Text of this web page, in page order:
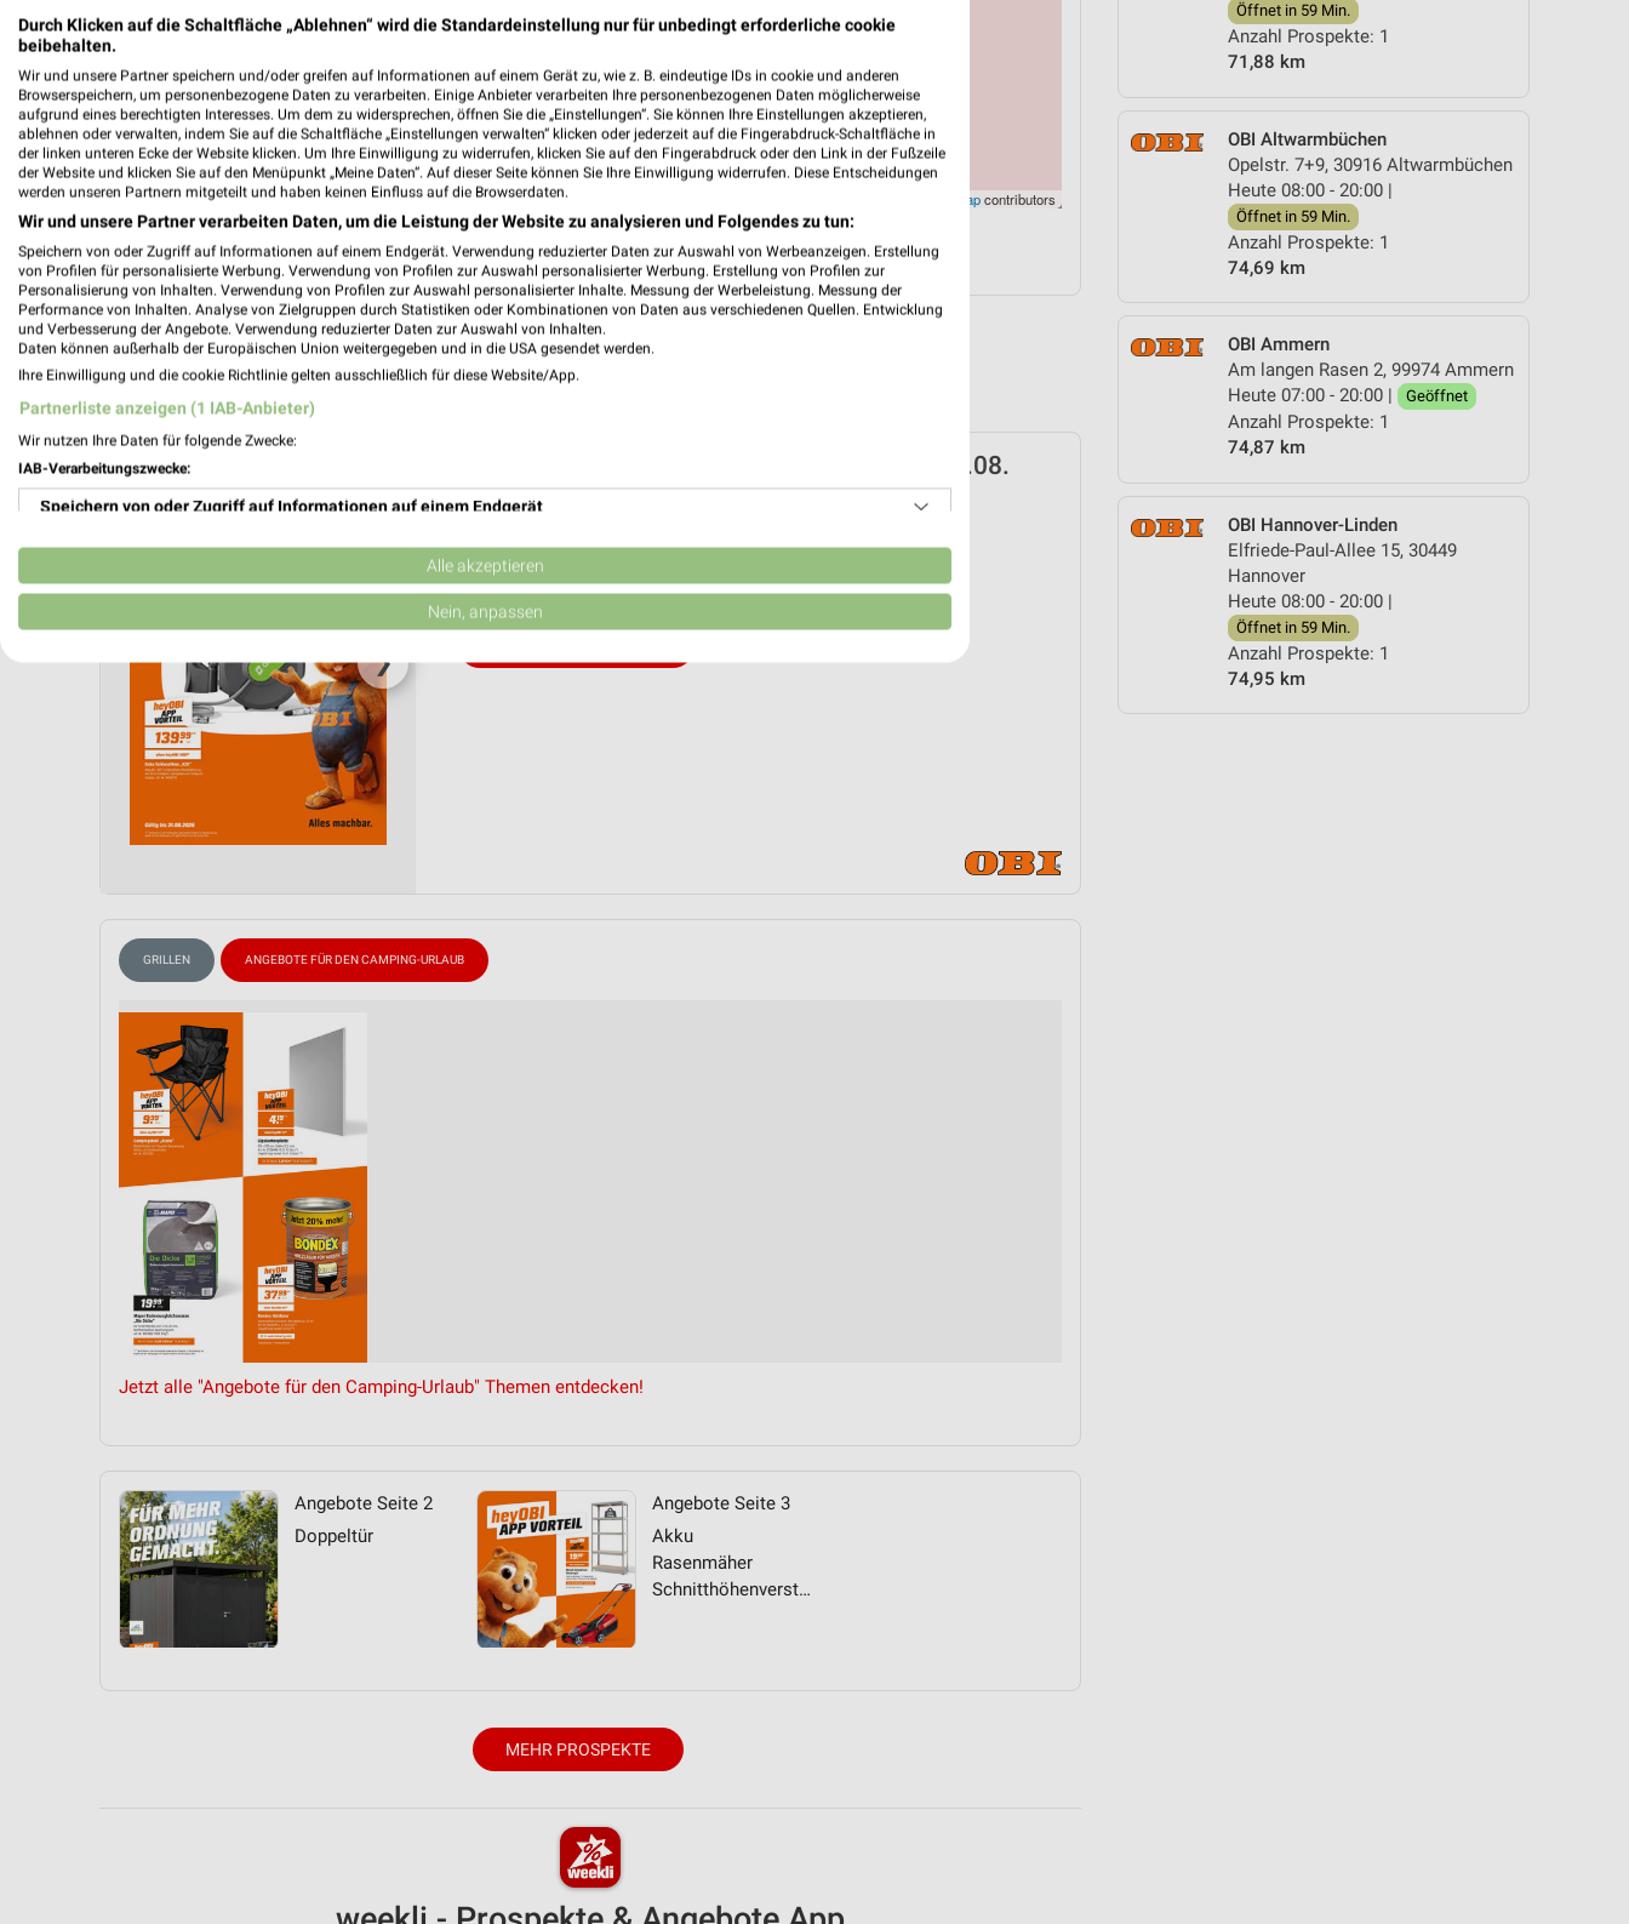
Öffnet in 59 Min.
Anzahl Prospekte: 1
71,88 km
OBI Altwarmbüchen
Opelstr. 7+9, 30916 Altwarmbüchen
Heute 08:00 - 20:00 |
Öffnet in 59 Min.
Anzahl Prospekte: 1
74,69 km
OBI Ammern
Am langen Rasen 2, 99974 Ammern
Heute 07:00 - 20:00 |
Geöffnet
Anzahl Prospekte: 1
74,87 km
OBI Hannover-Linden
Elfriede-Paul-Allee 15, 30449
Hannover
Heute 08:00 - 20:00 |
Öffnet in 59 Min.
Anzahl Prospekte: 1
74,95 km
OpenStreetMapcontributors
ÖPNV ANZEIGEN LADESÄULEN ANZEIGEN NAVIGATION MIT GOOGLE/IOS MAPS
Aktuelle Angebote in dieser Filiale
Anzahl Prospekte: 1
Letztes Prospektupdate: vor 7 Tagen
❯
OBI Prospekt für Bad Harzburg ab Sa. den 01.08.
August 2026
📅 Kalendereintrag erstellen
GRILLEN ANGEBOTE FÜR DEN CAMPING-URLAUB
Jetzt alle "Angebote für den Camping-Urlaub" Themen entdecken!
Angebote Seite 2
Doppeltür
Angebote Seite 3
Akku
Rasenmäher
Schnitthöhenverstellung
MEHR PROSPEKTE
Durch Klicken auf die Schaltfläche „Ablehnen“ wird die Standardeinstellung nur für unbedingt erforderliche cookie
beibehalten.
Wir und unsere Partner speichern und/oder greifen auf Informationen auf einem Gerät zu, wie z. B. eindeutige IDs in cookie und anderen
Browserspeichern, um personenbezogene Daten zu verarbeiten. Einige Anbieter verarbeiten Ihre personenbezogenen Daten möglicherweise
aufgrund eines berechtigten Interesses. Um dem zu widersprechen, öffnen Sie die „Einstellungen“. Sie können Ihre Einstellungen akzeptieren,
ablehnen oder verwalten, indem Sie auf die Schaltfläche „Einstellungen verwalten“ klicken oder jederzeit auf die Fingerabdruck-Schaltfläche in
der linken unteren Ecke der Website klicken. Um Ihre Einwilligung zu widerrufen, klicken Sie auf den Fingerabdruck oder den Link in der Fußzeile
der Website und klicken Sie auf den Menüpunkt „Meine Daten“. Auf dieser Seite können Sie Ihre Einwilligung widerrufen. Diese Entscheidungen
werden unseren Partnern mitgeteilt und haben keinen Einfluss auf die Browserdaten.
Wir und unsere Partner verarbeiten Daten, um die Leistung der Website zu analysieren und Folgendes zu tun:
Speichern von oder Zugriff auf Informationen auf einem Endgerät. Verwendung reduzierter Daten zur Auswahl von Werbeanzeigen. Erstellung
von Profilen für personalisierte Werbung. Verwendung von Profilen zur Auswahl personalisierter Werbung. Erstellung von Profilen zur
Personalisierung von Inhalten. Verwendung von Profilen zur Auswahl personalisierter Inhalte. Messung der Werbeleistung. Messung der
Performance von Inhalten. Analyse von Zielgruppen durch Statistiken oder Kombinationen von Daten aus verschiedenen Quellen. Entwicklung
und Verbesserung der Angebote. Verwendung reduzierter Daten zur Auswahl von Inhalten.
Daten können außerhalb der Europäischen Union weitergegeben und in die USA gesendet werden.
Ihre Einwilligung und die cookie Richtlinie gelten ausschließlich für diese Website/App.
Partnerliste anzeigen (1 IAB-Anbieter)
Wir nutzen Ihre Daten für folgende Zwecke:
IAB-Verarbeitungszwecke:
Speichern von oder Zugriff auf Informationen auf einem Endgerät
Verwendung reduzierter Daten zur Auswahl von Werbeanzeigen
Erstellung von Profilen für personalisierte Werbung
Erstellung von Profilen zur Personalisierung von Inhalten
Verwendung von Profilen zur Auswahl personalisierter Inhalte
Entwicklung und Verbesserung der Angebote
Verwendung reduzierter Daten zur Auswahl von Inhalten
IAB-Besonderheiten:
Verwendung genauer Standortdaten
Geräte anhand von aktiv angeforderten Informationen identifizieren
Nicht-IAB-Verarbeitungszwecke:
Alle akzeptieren
Nein, anpassen